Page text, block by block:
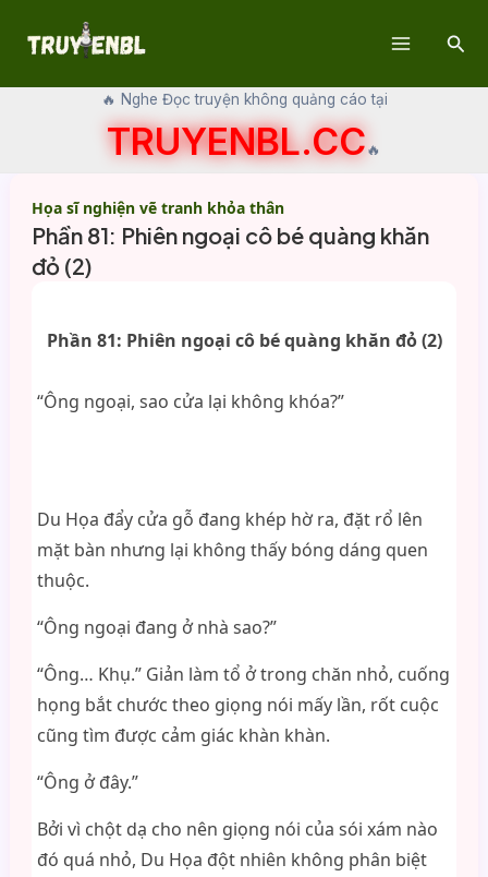
🔥 Nghe Đọc truyện không quảng cáo tại
TRUYENBL.CC🔥
Họa sĩ nghiện vẽ tranh khỏa thân
Phần 81: Phiên ngoại cô bé quàng khăn
đỏ (2)
Phần 81: Phiên ngoại cô bé quàng khăn đỏ (2)
“Ông ngoại, sao cửa lại không khóa?”
Du Họa đẩy cửa gỗ đang khép hờ ra, đặt rổ lên
mặt bàn nhưng lại không thấy bóng dáng quen
thuộc.
“Ông ngoại đang ở nhà sao?”
“Ông… Khụ.” Giản làm tổ ở trong chăn nhỏ, cuống
họng bắt chước theo giọng nói mấy lần, rốt cuộc
cũng tìm được cảm giác khàn khàn.
“Ông ở đây.”
Bởi vì chột dạ cho nên giọng nói của sói xám nào
đó quá nhỏ, Du Họa đột nhiên không phân biệt